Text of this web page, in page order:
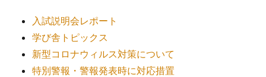
入試説明会レポート
学び舎トピックス
新型コロナウィルス対策について
特別警報・警報発表時に対応措置